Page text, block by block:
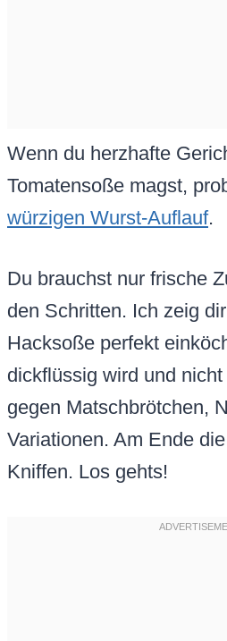
Wenn du herzhafte
Tomatensoße magst,
würzigen Wurst-Auflauf.
Du brauchst nur frische
den Schritten. Ich zeig
Hacksoße perfekt
dickflüssig wird und
gegen Matschbrötchen,
Variationen. Am Ende
Kniffen. Los gehts!